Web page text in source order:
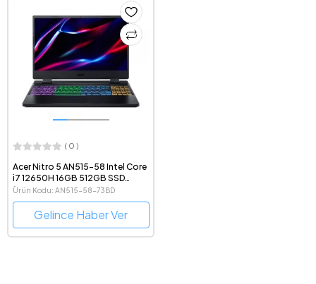
( 0 )
Acer Nitro 5 AN515-58 Intel Core
i7 12650H 16GB 512GB SSD
RTX4050 Freedos 15.6" FHD
Taşınabilir Bilgisayar
NH.QLZEY.008
Ürün Kodu: AN515-58-73BD
Gelince Haber Ver